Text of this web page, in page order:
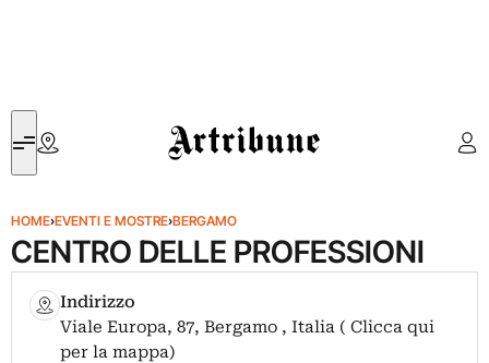
Artribune
HOME›EVENTI E MOSTRE›BERGAMO
CENTRO DELLE PROFESSIONI
Indirizzo
Viale Europa, 87, Bergamo , Italia ( Clicca qui
per la mappa)